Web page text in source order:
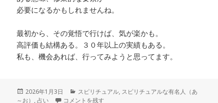
必要になるかもしれませんね。
最初から、その覚悟で行けば、気が楽かも。
高評価も結構ある。３０年以上の実績もある。
私も、機会あれば、行ってみようと思ってます。
投
稿
2026年1月3日
カ
テ
スピリチュアル, スピリチュアルな有名人（あ
～お） ,占い 芋虫のベンジャミンは、当たる？評判は？ に
コメントを残す